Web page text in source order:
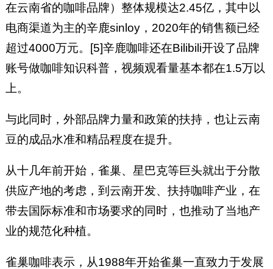
在云南省的咖啡品牌）整体规模达2.45亿，其中以
电商渠道为主的辛鹿sinloy，2020年的销售额已经
超过4000万元。[5]辛鹿咖啡还在Bilibili开设了品牌
账号做咖啡知识科普，视频观看量基本都在1.5万以
上。
与此同时，外部品牌力量和政策的扶持，也让云南
豆的成品水准和精品程度在提升。
从十几年前开始，雀巢、星巴克等巨头就出于分散
供应产地的考虑，到云南开发、扶持咖啡产业，在
带去国际标准和市场要求的同时，也推动了当地产
业的规范化种植。
雀巢咖啡表示，从1988年开始雀巢一直致力于发展